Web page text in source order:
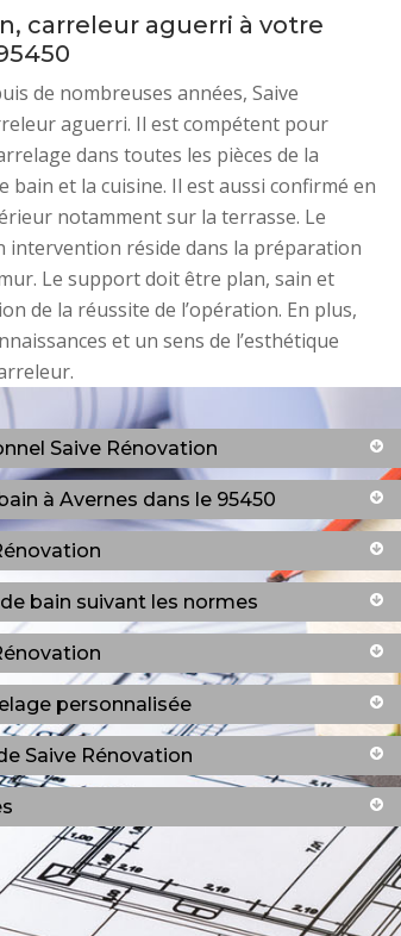
carreleur aguerri à votre
de nombreuses années, Saive
aguerri. Il est compétent pour
dans toutes les pièces de la
bain et la cuisine. Il est aussi confirmé en
notamment sur la terrasse. Le
intervention réside dans la préparation
Le support doit être plan, sain et
de la réussite de l’opération. En plus,
et un sens de l’esthétique
Saive Rénovation
à Avernes dans le 95450
bain suivant les normes
personnalisée
Saive Rénovation